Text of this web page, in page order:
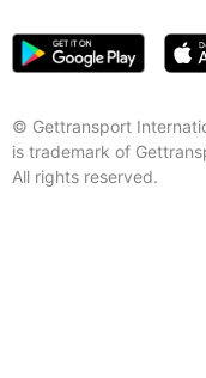
© Gettransport
is trademark of
All rights reserved.